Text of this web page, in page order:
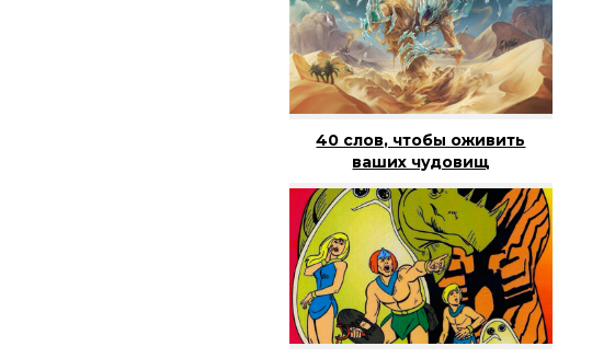
40 слов, чтобы оживить
ваших чудовищ